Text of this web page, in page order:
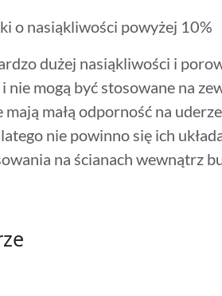
o nasiąkliwości powyżej 10%
dużej nasiąkliwości i
nie mogą być stosowane na
małą odporność na
nie powinno się ich
na ścianach wewnątrz